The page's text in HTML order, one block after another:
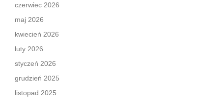
czerwiec 2026
maj 2026
kwiecień 2026
luty 2026
styczeń 2026
grudzień 2025
listopad 2025